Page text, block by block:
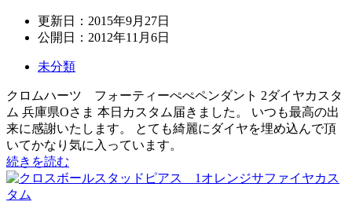
更新日： 2015年9月27日
公開日： 2012年11月6日
未分類
クロムハーツ フォーティーぺぺペンダント 2ダイヤカスタ
ム 兵庫県Oさま 本日カスタム届きました。 いつも最高の出
来に感謝いたします。 とても綺麗にダイヤを埋め込んで頂
いてかなり気に入っています。
続きを読む